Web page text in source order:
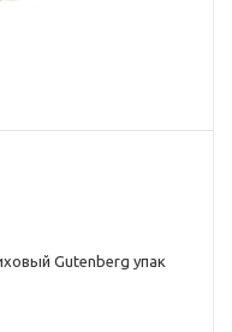
Gutenberg упак